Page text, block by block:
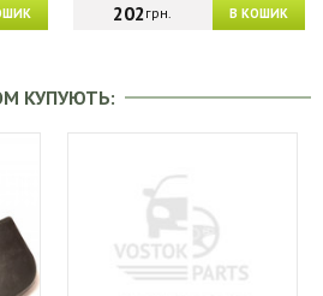
В КОШИК
202грн.
КУПУЮТЬ: